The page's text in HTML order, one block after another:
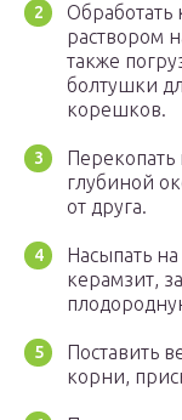
Обработать
раствором
также
болтушки
корешков.
Перекопать
глубиной
от друга.
Насыпать
керамзит,
Поставить
корни,